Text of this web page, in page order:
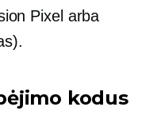
Pixel arba
kodus